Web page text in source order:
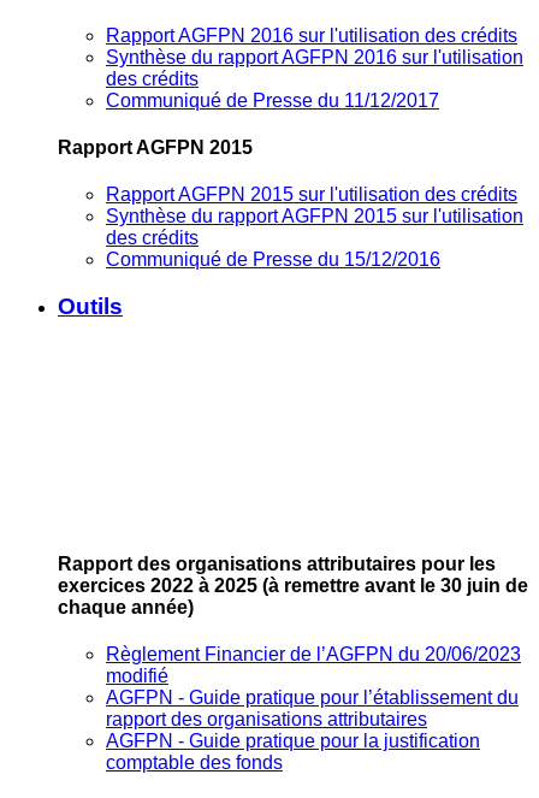
Rapport AGFPN 2016 sur l'utilisation des crédits
Synthèse du rapport AGFPN 2016 sur l'utilisation
des crédits
Communiqué de Presse du 11/12/2017
Rapport AGFPN 2015
Rapport AGFPN 2015 sur l'utilisation des crédits
Synthèse du rapport AGFPN 2015 sur l'utilisation
des crédits
Communiqué de Presse du 15/12/2016
Outils
Rapport des organisations attributaires pour les
exercices 2022 à 2025 (à remettre avant le 30 juin de
chaque année)
Règlement Financier de l’AGFPN du 20/06/2023
modifié
AGFPN ‐ Guide pratique pour l’établissement du
rapport des organisations attributaires
AGFPN ‐ Guide pratique pour la justification
comptable des fonds